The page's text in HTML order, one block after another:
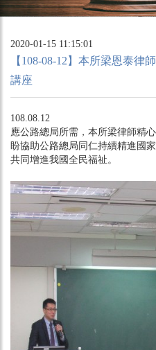
2020-01-15 11:15:01
【108-08-12】本所梁恩泰
講座
108.08.12
應公路總局所需，本所梁律師精
盼協助公路總局同仁持續精進國
共同增進我國全民福祉。